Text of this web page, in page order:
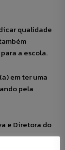
qualidade
a escola.
em ter uma
pela
e Diretora do